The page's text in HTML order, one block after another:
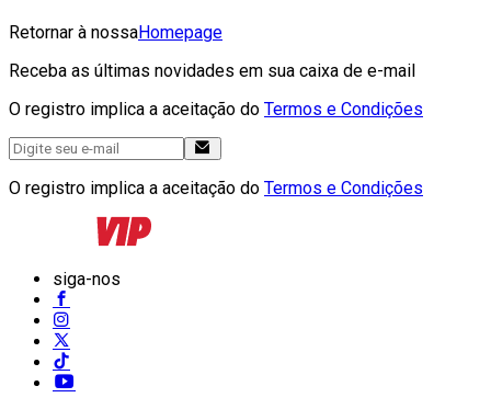
Retornar à nossaHomepage
Receba as últimas novidades em sua caixa de e-mail
O registro implica a aceitação do Termos e Condições
O registro implica a aceitação do Termos e Condições
siga-nos